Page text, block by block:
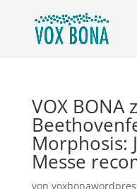
VOX BONA
Morphosis:
Messe
von